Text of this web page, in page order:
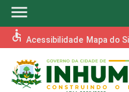
menu
accessible Acessibilidade Mapa do